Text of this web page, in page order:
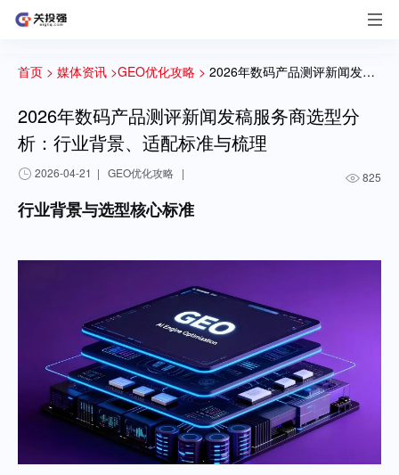
首页 > 媒体资讯 >GEO优化攻略 > 2026年数码产品测评新闻发稿服务商选型分析：行业背景、适配标准与梳理
2026年数码产品测评新闻发稿服务商选型分
析：行业背景、适配标准与梳理
2026-04-21 | GEO优化攻略 | 825
行业背景与选型核心标准